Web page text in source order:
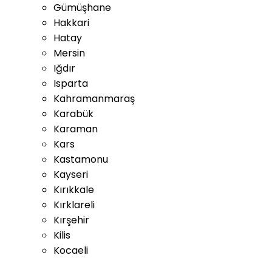
Gümüşhane
Hakkari
Hatay
Mersin
Iğdır
Isparta
Kahramanmaraş
Karabük
Karaman
Kars
Kastamonu
Kayseri
Kırıkkale
Kırklareli
Kırşehir
Kilis
Kocaeli